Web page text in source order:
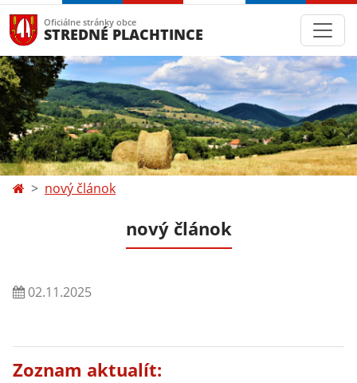
Oficiálne stránky obce
STREDNÉ PLACHTINCE
nový článok
nový článok
02.11.2025
Zoznam aktualít: